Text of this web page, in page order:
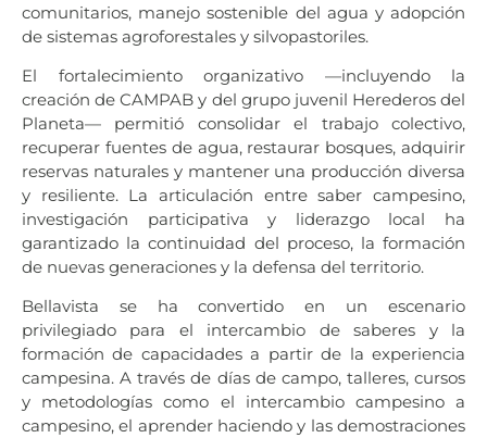
comunitarios, manejo sostenible del agua y adopción
de sistemas agroforestales y silvopastoriles.
El fortalecimiento organizativo —incluyendo la
creación de CAMPAB y del grupo juvenil Herederos del
Planeta— permitió consolidar el trabajo colectivo,
recuperar fuentes de agua, restaurar bosques, adquirir
reservas naturales y mantener una producción diversa
y resiliente. La articulación entre saber campesino,
investigación participativa y liderazgo local ha
garantizado la continuidad del proceso, la formación
de nuevas generaciones y la defensa del territorio.
Bellavista se ha convertido en un escenario
privilegiado para el intercambio de saberes y la
formación de capacidades a partir de la experiencia
campesina. A través de días de campo, talleres, cursos
y metodologías como el intercambio campesino a
campesino, el aprender haciendo y las demostraciones